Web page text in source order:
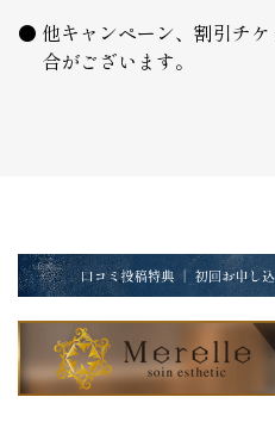
他キャンペーン、割引チ
合がございます。